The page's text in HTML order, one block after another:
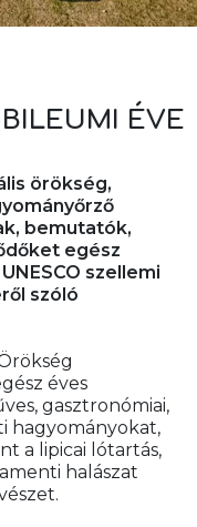
ÉVE
örökség,
bemutatók,
egész
szellemi
szóló
éves
gasztronómiai,
hagyományokat,
a lipicai lótartás,
halászat